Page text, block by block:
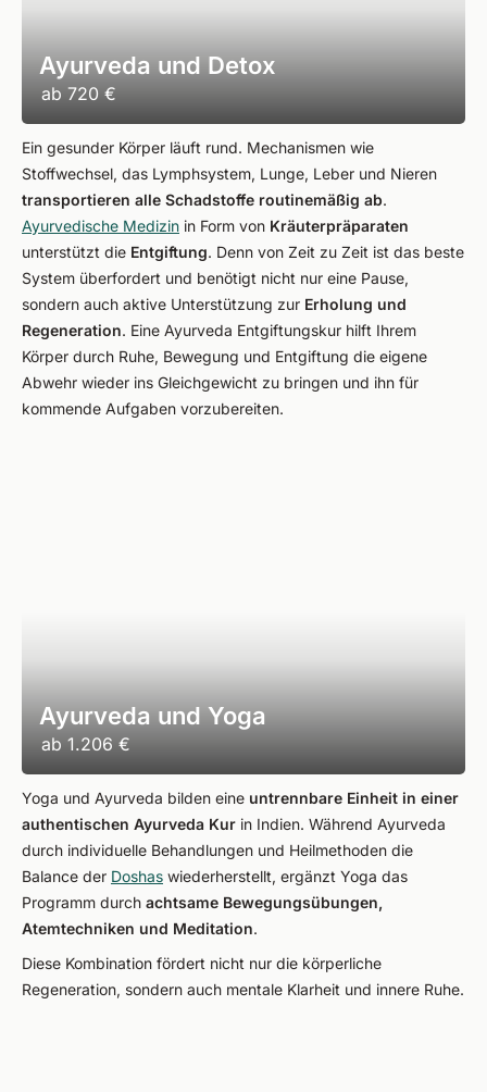
Ayurveda und Detox
ab 720 €
Ein gesunder Körper läuft rund. Mechanismen wie
Stoffwechsel, das Lymphsystem, Lunge, Leber und Nieren
transportieren alle Schadstoffe routinemäßig ab.
Ayurvedische Medizin in Form von Kräuterpräparaten
unterstützt die Entgiftung. Denn von Zeit zu Zeit ist das beste
System überfordert und benötigt nicht nur eine Pause,
sondern auch aktive Unterstützung zur Erholung und
Regeneration. Eine Ayurveda Entgiftungskur hilft Ihrem
Körper durch Ruhe, Bewegung und Entgiftung die eigene
Abwehr wieder ins Gleichgewicht zu bringen und ihn für
kommende Aufgaben vorzubereiten.
Ayurveda und Yoga
ab 1.206 €
Yoga und Ayurveda bilden eine untrennbare Einheit in einer
authentischen Ayurveda Kur in Indien. Während Ayurveda
durch individuelle Behandlungen und Heilmethoden die
Balance der Doshas wiederherstellt, ergänzt Yoga das
Programm durch achtsame Bewegungsübungen,
Atemtechniken und Meditation.
Diese Kombination fördert nicht nur die körperliche
Regeneration, sondern auch mentale Klarheit und innere Ruhe.